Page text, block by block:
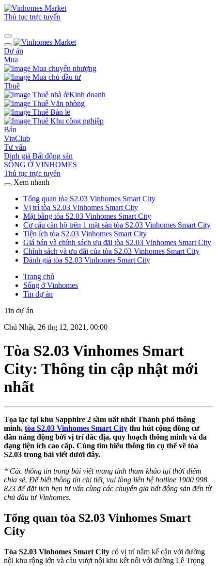
Thủ tục trực tuyến
Dự án
Mua
Mua chuyển nhượng
Mua chủ đầu tư
Thuê
Thuê nhà ở/Kinh doanh
Thuê Văn phòng
Thuê Bán lẻ
Thuê Khu công nghiệp
Bán
VinClub
Tư vấn
Định giá Bất động sản
SỐNG Ở VINHOMES
Thủ tục trực tuyến
Xem nhanh
Tổng quan tòa S2.03 Vinhomes Smart City
Vị trí tòa S2.03 Vinhomes Smart City
Mặt bằng tòa S2.03 Vinhomes Smart City
Cơ cấu căn hộ trên 1 mặt sàn tòa S2.03 Vinhomes Smart City
Tiện ích tòa S2.03 Vinhomes Smart City
Giá bán và chính sách ưu đãi tòa S2.03 Vinhomes Smart City
Chính sách và ưu đãi của tòa S2.03 Vinhomes Smart City
Đánh giá tòa S2.03 Vinhomes Smart City
Trang chủ
Sống ở Vinhomes
Tin dự án
Tin dự án
Chủ Nhật, 26 thg 12, 2021, 00:00
Tòa S2.03 Vinhomes Smart
City: Thông tin cập nhật mới
nhất
Tọa lạc tại khu Sapphire 2 sầm uất nhất Thành phố thông
minh, tòa S2.03 Vinhomes Smart City thu hút cộng đồng cư
dân năng động bởi vị trí đắc địa, quy hoạch thông minh và đa
dạng tiện ích cao cấp. Cùng tìm hiểu thông tin cụ thể về tòa
S2.03 trong bài viết dưới đây.
* Các thông tin trong bài viết mang tính tham khảo tại thời điểm
chia sẻ. Để biết thông tin chi tiết, vui lòng liên hệ hotline 1900 998
823 để đặt lịch hẹn tư vấn cùng các chuyên gia bất động sản đến từ
chủ đầu tư Vinhomes.
Tổng quan tòa S2.03 Vinhomes Smart
City
Tòa S2.03 Vinhomes Smart City có vị trí nằm kế cận với đường
nội khu rộng lớn và cầu vượt nội khu kết nối với đường Lê Trọng